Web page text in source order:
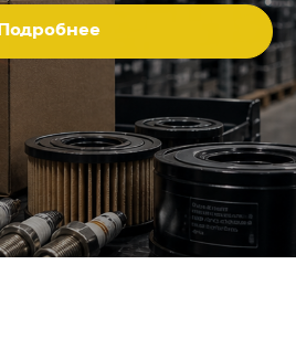
Подробнее